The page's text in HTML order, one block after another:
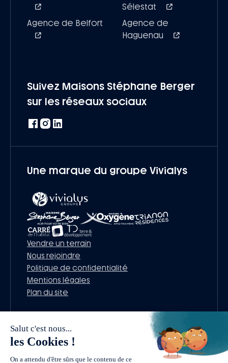
Sélestat
Agence de Belfort
Agence de
Haguenau
Suivez Maisons Stéphane Berger
sur les réseaux sociaux
Une marque du groupe Vivialys
Vendre un terrain
Nous rejoindre
Politique de confidentialité
Mentions légales
Plan du site